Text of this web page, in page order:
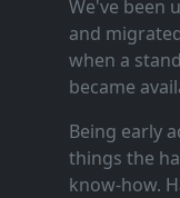
We've been
and
when a
became
Being early
things the
know‑how.